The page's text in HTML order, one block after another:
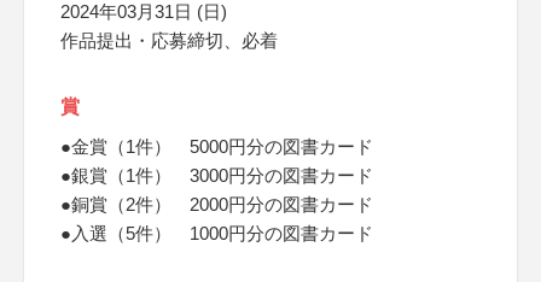
2024年03月31日 (日)
作品提出・応募締切、必着
賞
●金賞（1件） 5000円分の図書カード
●銀賞（1件） 3000円分の図書カード
●銅賞（2件） 2000円分の図書カード
●入選（5件） 1000円分の図書カード